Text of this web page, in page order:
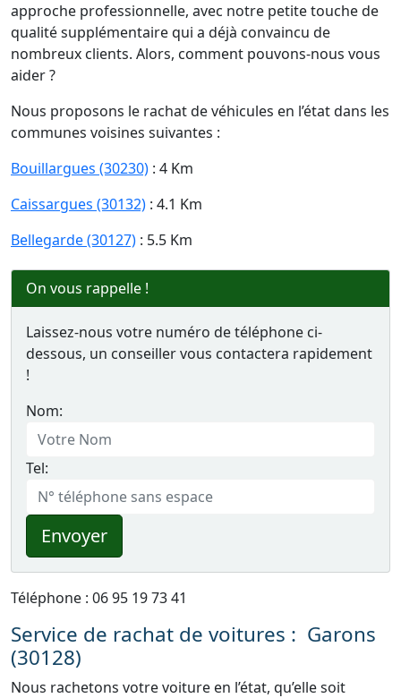
approche professionnelle, avec notre petite touche de
qualité supplémentaire qui a déjà convaincu de
nombreux clients. Alors, comment pouvons-nous vous
aider ?
Nous proposons le rachat de véhicules en l’état dans les
communes voisines suivantes :
Bouillargues (30230) : 4 Km
Caissargues (30132) : 4.1 Km
Bellegarde (30127) : 5.5 Km
On vous rappelle !
Laissez-nous votre numéro de téléphone ci-
dessous, un conseiller vous contactera rapidement
!
Nom:
Tel:
Envoyer
Téléphone : 06 95 19 73 41
Service de rachat de voitures : Garons
(30128)
Nous rachetons votre voiture en l’état, qu’elle soit